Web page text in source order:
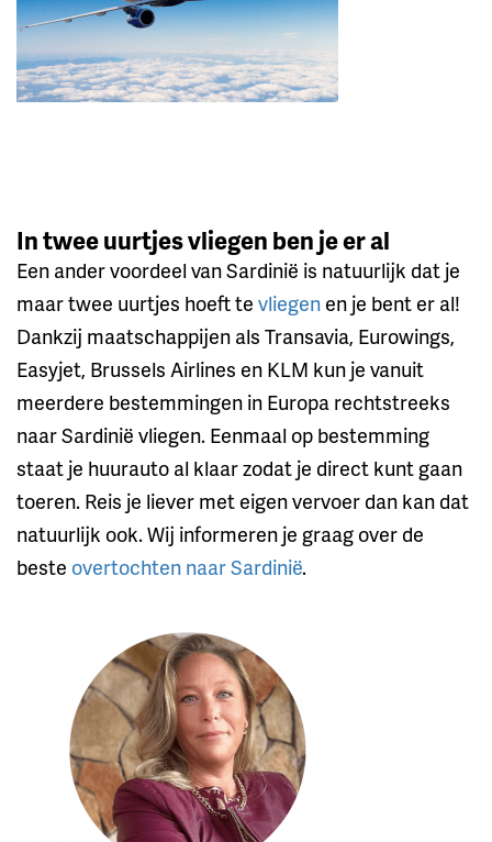
In twee uurtjes vliegen ben je er al
Een ander voordeel van Sardinië is natuurlijk dat je
maar twee uurtjes hoeft te vliegen en je bent er al!
Dankzij maatschappijen als Transavia, Eurowings,
Easyjet, Brussels Airlines en KLM kun je vanuit
meerdere bestemmingen in Europa rechtstreeks
naar Sardinië vliegen. Eenmaal op bestemming
staat je huurauto al klaar zodat je direct kunt gaan
toeren. Reis je liever met eigen vervoer dan kan dat
natuurlijk ook. Wij informeren je graag over de
beste overtochten naar Sardinië.